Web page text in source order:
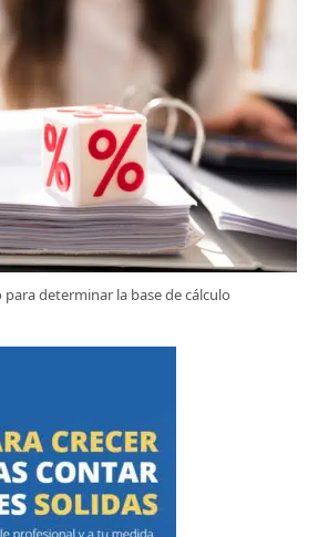
determinar la base de cálculo